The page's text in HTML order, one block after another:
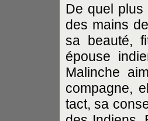
De quel
des mains
sa beauté,
épouse
Malinche
compagne,
tact, sa